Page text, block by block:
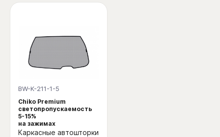
BW-K-211-1-5
Chiko Premium
светопропускаемость
5-15%
на зажимах
Каркасные автошторки